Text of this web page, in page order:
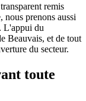
remis
nous prenons aussi
. L'appui du
Beauvais, et de tout
du secteur.
toute